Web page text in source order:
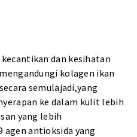
dan kesihatan
kolagen ikan
semulajadi,yang
ke dalam kulit lebih
yang lebih
agen antioksida yang